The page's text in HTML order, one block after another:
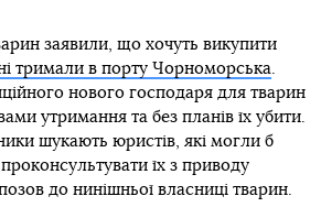
заявили, що хочуть викупити
тримали в порту Чорноморська.
нового господаря для тварин
утримання та без планів їх убити.
шукають юристів, які могли б
їх з приводу
до нинішньої власниці тварин.